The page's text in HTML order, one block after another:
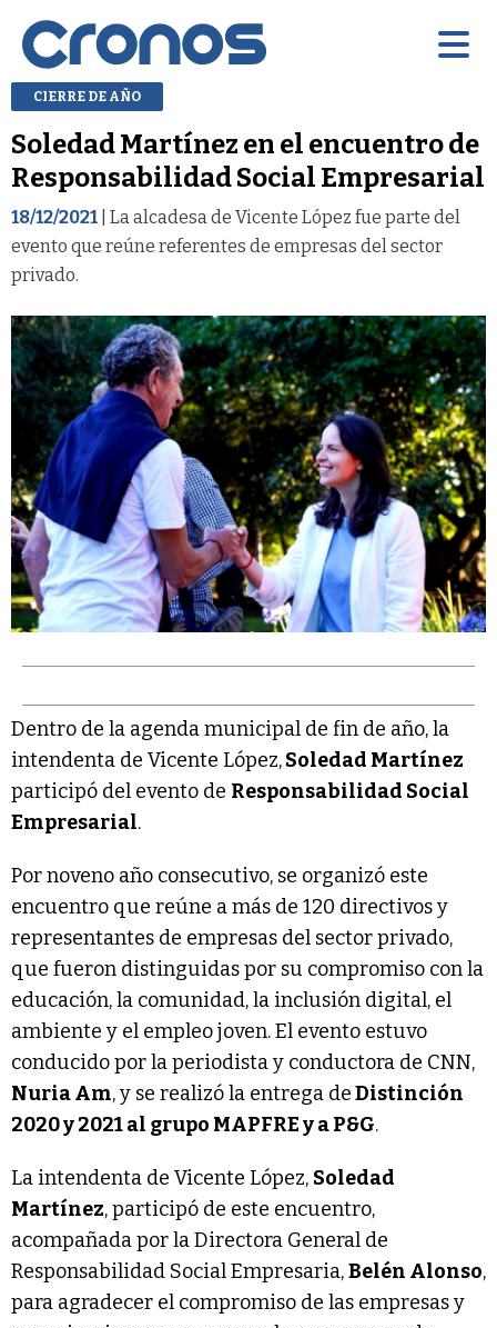
CIERRE DE AÑO
Soledad Martínez en el encuentro de
Responsabilidad Social Empresarial
18/12/2021 | La alcadesa de Vicente López fue parte del
evento que reúne referentes de empresas del sector
privado.
Dentro de la agenda municipal de fin de año, la
intendenta de Vicente López,Soledad Martínez
participó del evento de Responsabilidad Social
Empresarial.
Por noveno año consecutivo, se organizó este
encuentro que reúne a más de 120 directivos y
representantes de empresas del sector privado,
que fueron distinguidas por su compromiso con la
educación, la comunidad, la inclusión digital, el
ambiente y el empleo joven. El evento estuvo
conducido por la periodista y conductora de CNN,
Nuria Am, y se realizó la entrega deDistinción
2020 y 2021 al grupo MAPFRE y a P&G.
La intendenta de Vicente López, Soledad
Martínez, participó de este encuentro,
acompañada por la Directora General de
Responsabilidad Social Empresaria,Belén Alonso,
para agradecer el compromiso de las empresas y